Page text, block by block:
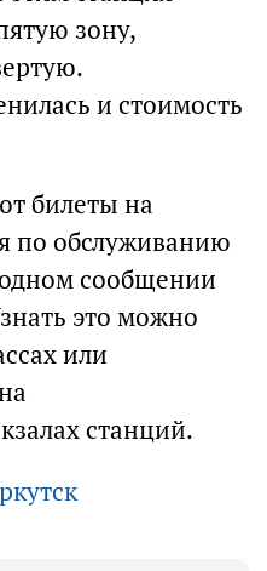
зону,
и стоимость
билеты на
по обслуживанию
сообщении
это можно
или
станций.